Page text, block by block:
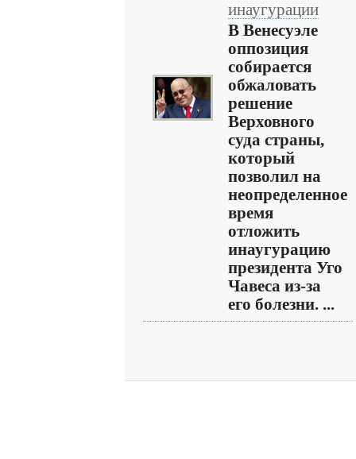
инаугурации
В Венесуэле
оппозиция
собирается
обжаловать
решение
Верховного
суда страны,
который
позволил на
неопределенное
время
отложить
инаугурацию
президента Уго
Чавеса из-за
его болезни. ...